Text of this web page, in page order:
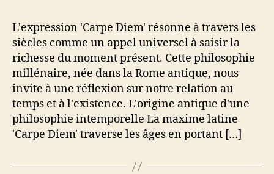
L'expression 'Carpe Diem' résonne à travers les
siècles comme un appel universel à saisir la
richesse du moment présent. Cette philosophie
millénaire, née dans la Rome antique, nous
invite à une réflexion sur notre relation au
temps et à l'existence. L'origine antique d'une
philosophie intemporelle La maxime latine
'Carpe Diem' traverse les âges en portant […]